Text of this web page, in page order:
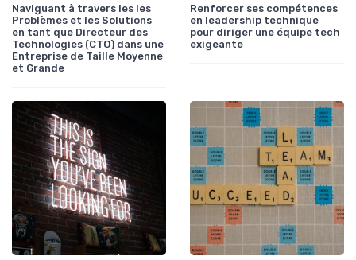
Naviguant à travers les les
Problèmes et les Solutions
en tant que Directeur des
Technologies (CTO) dans une
Entreprise de Taille Moyenne
et Grande
Renforcer ses compétences
en leadership technique
pour diriger une équipe tech
exigeante